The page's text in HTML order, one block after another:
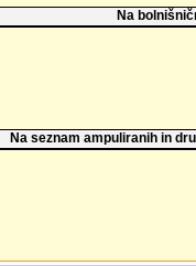
Na
Na seznam ampuliranih in